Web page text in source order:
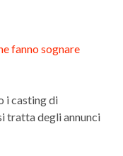
fanno sognare
i casting di
tratta degli annunci